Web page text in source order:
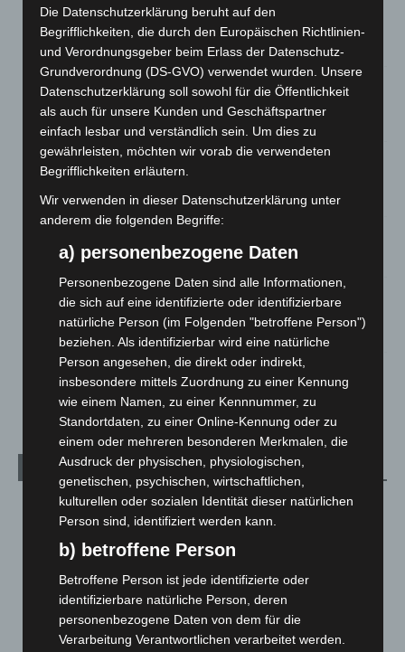
Brand im „Haus der Begegnung“ in Neuwarmbüchen schnell
eingedämmt
6. August 2026
Region Hannover: 21 neue Notfallsanitäter starten beim
Mann läuft mit Hockeyschläger über A7 – Polizei sucht
Zeugen
5. August 2026
5. August 2026
Gasleitung bei McDonald’s-Umbau in Langenhagen
Anklage nach Abschaltung von „Archetyp Market“ erhoben
3. August 2026
Kategorien
Blaulicht
2.799
Hannover und Region
Langenhagen und Ortsteile
Leserbriefe
Menschen
Die Datenschutzerklärung beruht auf den
Begrifflichkeiten, die durch den Europäischen Richtlinien-
und Verordnungsgeber beim Erlass der Datenschutz-
Grundverordnung (DS-GVO) verwendet wurden. Unsere
Datenschutzerklärung soll sowohl für die Öffentlichkeit
als auch für unsere Kunden und Geschäftspartner
einfach lesbar und verständlich sein. Um dies zu
gewährleisten, möchten wir vorab die verwendeten
Begrifflichkeiten erläutern.
Wir verwenden in dieser Datenschutzerklärung unter
anderem die folgenden Begriffe:
a) personenbezogene Daten
Personenbezogene Daten sind alle Informationen,
die sich auf eine identifizierte oder identifizierbare
natürliche Person (im Folgenden "betroffene Person")
beziehen. Als identifizierbar wird eine natürliche
Person angesehen, die direkt oder indirekt,
insbesondere mittels Zuordnung zu einer Kennung
wie einem Namen, zu einer Kennnummer, zu
Standortdaten, zu einer Online-Kennung oder zu
einem oder mehreren besonderen Merkmalen, die
Ausdruck der physischen, physiologischen,
genetischen, psychischen, wirtschaftlichen,
kulturellen oder sozialen Identität dieser natürlichen
Person sind, identifiziert werden kann.
b) betroffene Person
Betroffene Person ist jede identifizierte oder
identifizierbare natürliche Person, deren
personenbezogene Daten von dem für die
Verarbeitung Verantwortlichen verarbeitet werden.